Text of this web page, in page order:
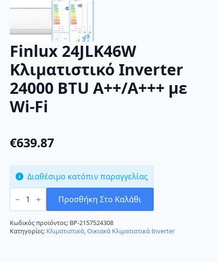
Finlux 24JLK46W
Κλιματιστικό Inverter
24000 BTU A++/A+++ με
Wi-Fi
€639.87
Διαθέσιμο κατόπιν παραγγελίας
Finlux
24JLK46W
Inverter
24000
BTU
A++/A+++
Προσθήκη Στο Καλάθι
Κωδικός προϊόντος: BP-2157524308
Κατηγορίες: Κλιματιστικά,Οικιακά Κλιματιστικά Inverter